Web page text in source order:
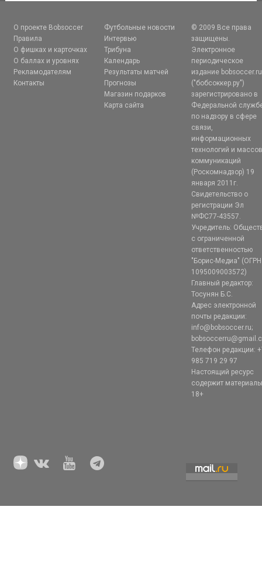
О проекте Bobsoccer
Правила
О фишках и карточках
О баллах и уровнях
Рекламодателям
Контакты
Футбольные новости
Интервью
Трибуна
Календарь
Результаты матчей
Прогнозы
Магазин подарков
Карта сайта
© 2009 Все права
защищены.
Электронное
периодическое
издание bobsoccer.ru
("бобсоккер.ру")
зарегистрировано в
Федеральной
по надзору в сфере
связи,
информационных
технологий и
коммуникаций
(Роскомнадзор) 19
января 2011г.
Свидетельство о
регистрации Эл
№ФС77-43557.
Учредитель:
с ограниченной
ответственностью
"Борис-Медиа" (ОГРН
1095009003572)
Главный редактор:
Тосунян Б.С.
Адрес электронной
почты редакции:
info@bobsoccer.ru;
Телефон редакции:
985 719 29 97
Настоящий ресурс
содержит
18+